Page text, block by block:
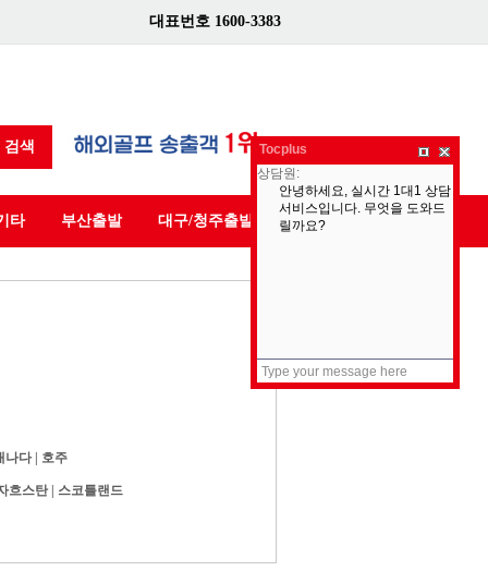
대표번호 1600-3383
검색
타 부산출발 대구/청주출발
나다| 호주
흐스탄| 스코틀랜드
Tocplus